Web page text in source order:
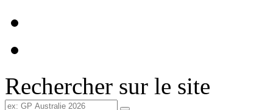
Rechercher sur le site